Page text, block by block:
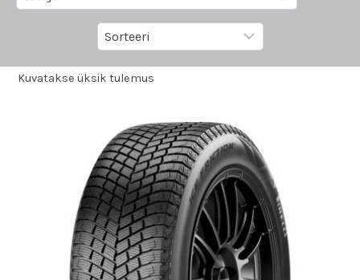
Kuvatakse üksik tulemus